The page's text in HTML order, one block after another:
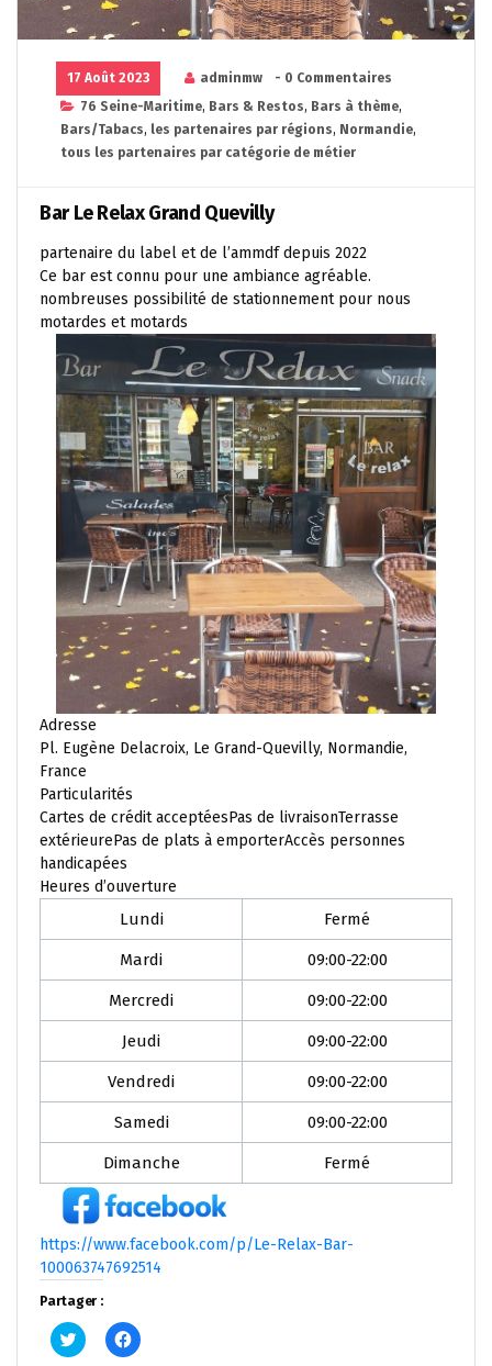
17 Août 2023 adminmw
- 0 Commentaires
76 Seine-Maritime, Bars & Restos, Bars à thème,
Bars/Tabacs, les partenaires par régions, Normandie,
tous les partenaires par catégorie de métier
Bar Le Relax Grand Quevilly
partenaire du label et de l’ammdf depuis 2022
Ce bar est connu pour une ambiance agréable.
nombreuses possibilité de stationnement pour nous
motardes et motards
Adresse
Pl. Eugène Delacroix, Le Grand-Quevilly, Normandie,
France
Particularités
Cartes de crédit acceptéesPas de livraisonTerrasse
extérieurePas de plats à emporterAccès personnes
handicapées
Heures d’ouverture
Lundi Fermé
Mardi 09:00-22:00
Mercredi 09:00-22:00
Jeudi 09:00-22:00
Vendredi 09:00-22:00
Samedi 09:00-22:00
Dimanche Fermé
https://www.facebook.com/p/Le-Relax-Bar-
100063747692514
Partager :
Cliquez
pour
Cliquez
pour